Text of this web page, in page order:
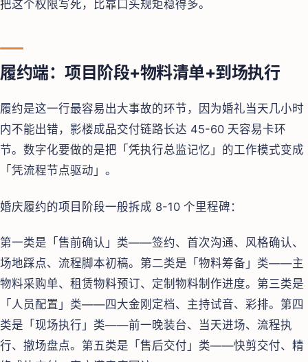
把这个权限写死，比靠口头规矩稳得多。
履约端：项目阶段+物料清单+到场执行
履约是这一行最容易出大事故的环节，因为婚礼当天几小时
内不能出错，影楼成品交付链路长达 45-60 天容易卡环
节。数字化要做的是把「凭执行总监记忆」的工作模式变成
「凭流程节点驱动」。
婚庆履约的项目阶段一般拆成 8-10 个里程碑：
第一类是「售前确认」类——签约、首次沟通、风格确认、
场地踩点、流程脚本初稿。第二类是「物料筹备」类——主
物料采购单、租赁物料预订、定制物料制作进度。第三类是
「人员配置」类——四大金刚定档、主持试音、彩排。第四
类是「现场执行」类——前一晚装台、当天进场、流程执
行、撤场盘点。第五类是「售后交付」类——快剪交付、精